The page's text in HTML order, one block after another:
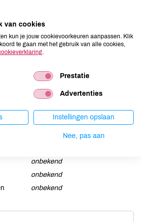
onbekend
onbekend
onbekend
onbekend
onbekend
onbekend
onbekend
onbekend
van cookies
kun je jouw cookievoorkeuren aanpassen. Klik
te gaan met het gebruik van alle cookies,
Prestatie
Advertenties
Instellingen opslaan
Nee, pas aan